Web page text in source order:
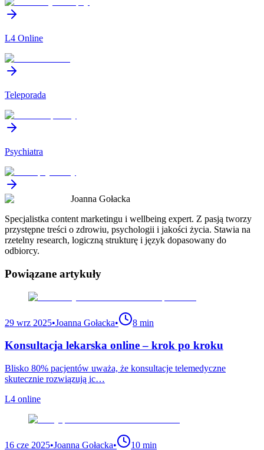
L4 Online
Teleporada
Psychiatra
Joanna Gołacka
Specjalistka content marketingu i wellbeing expert. Z pasją tworzy
przystępne treści o zdrowiu, psychologii i jakości życia. Stawia na
rzetelny research, logiczną strukturę i język dopasowany do
odbiorcy.
Powiązane artykuły
29 wrz 2025•Joanna Gołacka• 8 min
Konsultacja lekarska online – krok po kroku
Blisko 80% pacjentów uważa, że konsultacje telemedyczne
skutecznie rozwiązują ic…
L4 online
16 cze 2025•Joanna Gołacka• 10 min